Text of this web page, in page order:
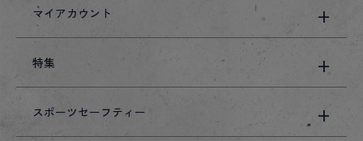
マイアカウント
特集
スポーツセーフティー